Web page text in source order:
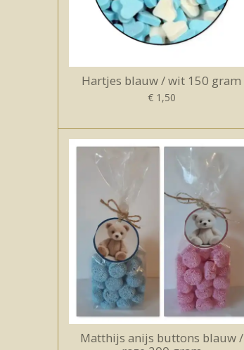
Hartjes blauw / wit 150 gram
€ 1,50
Matthijs anijs buttons blauw /